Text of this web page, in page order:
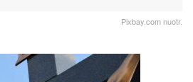
Pixbay.com nuotr.